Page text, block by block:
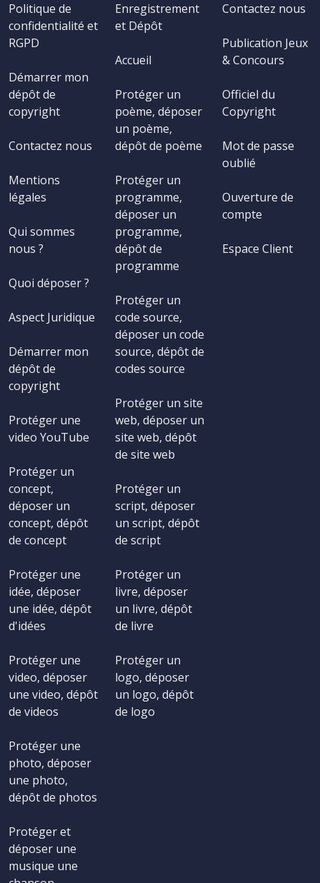
Politique de
confidentialité et
RGPD
Démarrer mon
dépôt de
copyright
Contactez nous
Mentions
légales
Qui sommes
nous ?
Quoi déposer ?
Aspect Juridique
Démarrer mon
dépôt de
copyright
Protéger une
video YouTube
Protéger un
concept,
déposer un
concept, dépôt
de concept
Protéger une
idée, déposer
une idée, dépôt
d'idées
Protéger une
video, déposer
une video, dépôt
de videos
Protéger une
photo, déposer
une photo,
dépôt de photos
Protéger et
déposer une
musique une
Enregistrement
et Dépôt
Accueil
Protéger un
poème, déposer
un poème,
dépôt de poème
Protéger un
programme,
déposer un
programme,
dépôt de
programme
Protéger un
code source,
déposer un code
source, dépôt de
codes source
Protéger un site
web, déposer un
site web, dépôt
de site web
Protéger un
script, déposer
un script, dépôt
de script
Protéger un
livre, déposer
un livre, dépôt
de livre
Protéger un
logo, déposer
un logo, dépôt
de logo
Contactez nous
Publication Jeux
& Concours
Officiel du
Copyright
Mot de passe
oublié
Ouverture de
compte
Espace Client